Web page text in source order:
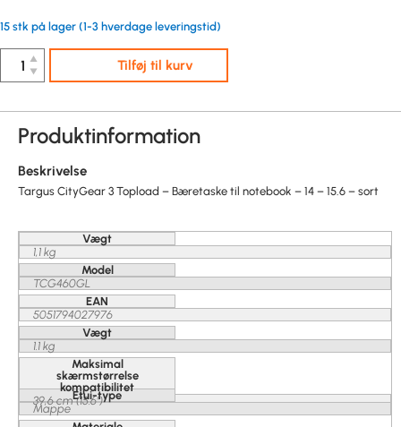
15 stk på lager (1-3 hverdage leveringstid)
▲
▼
Tilføj til kurv
Produktinformation
Beskrivelse
Targus CityGear 3 Topload – Bæretaske til notebook – 14 – 15.6 – sort
Vægt
1,1 kg
Model
TCG460GL
EAN
5051794027976
Vægt
1.1 kg
Maksimal
skærmstørrelse
kompatibilitet
39,6 cm (15.6")
Etui-type
Mappe